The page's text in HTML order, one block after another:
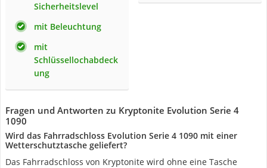
Sicherheitslevel
mit Beleuchtung
mit
Schlüssellochabdeck
ung
Fragen und Antworten zu Kryptonite Evolution Serie 4
1090
Wird das Fahrradschloss Evolution Serie 4 1090 mit einer
Wetterschutztasche geliefert?
Das Fahrradschloss von Kryptonite wird ohne eine Tasche